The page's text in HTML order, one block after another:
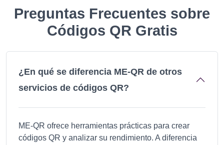
Preguntas Frecuentes sobre
Códigos QR Gratis
¿En qué se diferencia ME-QR de otros
servicios de códigos QR?
ME-QR ofrece herramientas prácticas para crear
códigos QR y analizar su rendimiento. A diferencia